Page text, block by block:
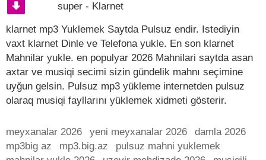
super - Klarnet
klarnet mp3 Yuklemek Saytda Pulsuz endir. Istediyin
vaxt klarnet Dinle ve Telefona yukle. En son klarnet
Mahnilar yukle. en populyar 2026 Mahnilari saytda asan
axtar ve musiqi secimi sizin gündelik mahnı seçimine
uyğun gelsin. Pulsuz mp3 yükleme internetden pulsuz
olaraq musiqi fayllarını yüklemek xidmeti gösterir.
meyxanalar 2026 yeni meyxanalar 2026
damla 2026
mp3big az
mp3.big.az
pulsuz mahni yuklemek